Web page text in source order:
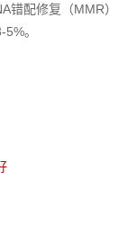
错配修复（MMR）
。